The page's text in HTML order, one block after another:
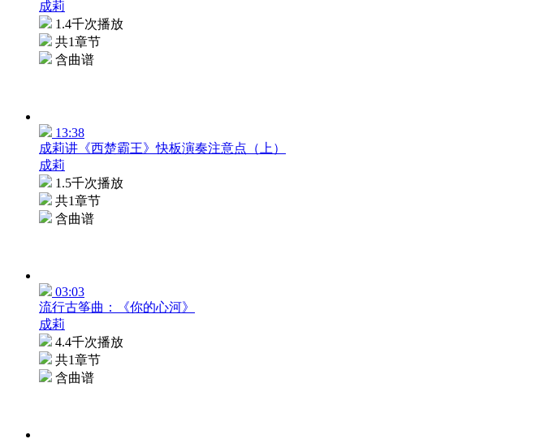
成莉
1.4千次播放
共1章节
含曲谱
13:38
成莉讲《西楚霸王》快板演奏注意点（上）
成莉
1.5千次播放
共1章节
含曲谱
03:03
流行古筝曲：《你的心河》
成莉
4.4千次播放
共1章节
含曲谱